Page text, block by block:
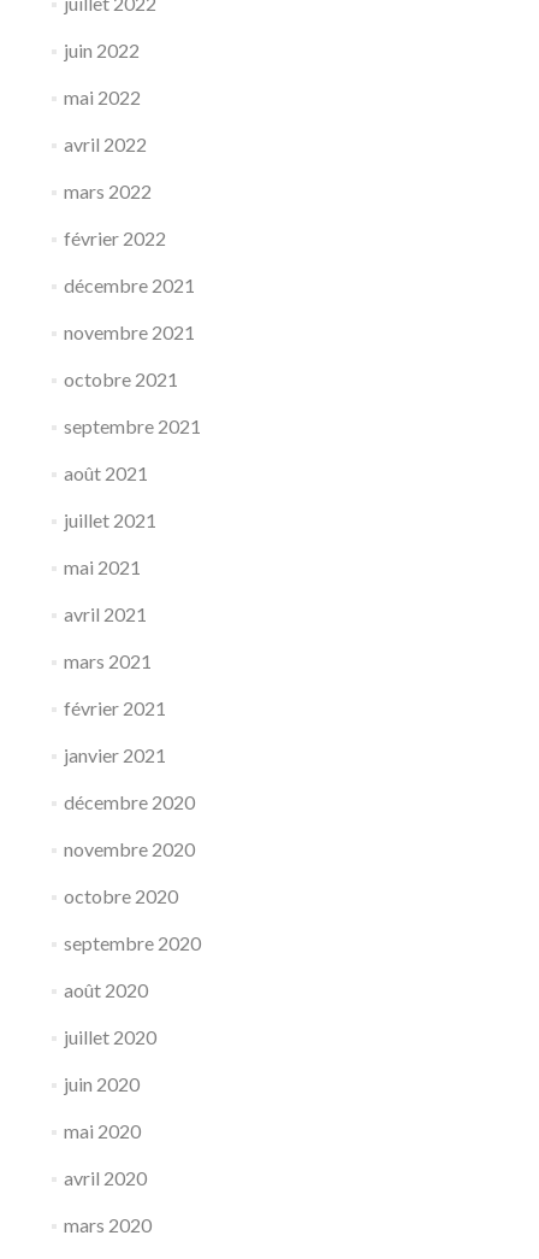
juin 2022
mai 2022
avril 2022
mars 2022
février 2022
décembre 2021
novembre 2021
octobre 2021
septembre 2021
août 2021
juillet 2021
mai 2021
avril 2021
mars 2021
février 2021
janvier 2021
décembre 2020
novembre 2020
octobre 2020
septembre 2020
août 2020
juillet 2020
juin 2020
mai 2020
avril 2020
mars 2020